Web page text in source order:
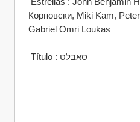
Корновски, Miki Kam,
Gabriel Omri Loukas
Título : סאבלט